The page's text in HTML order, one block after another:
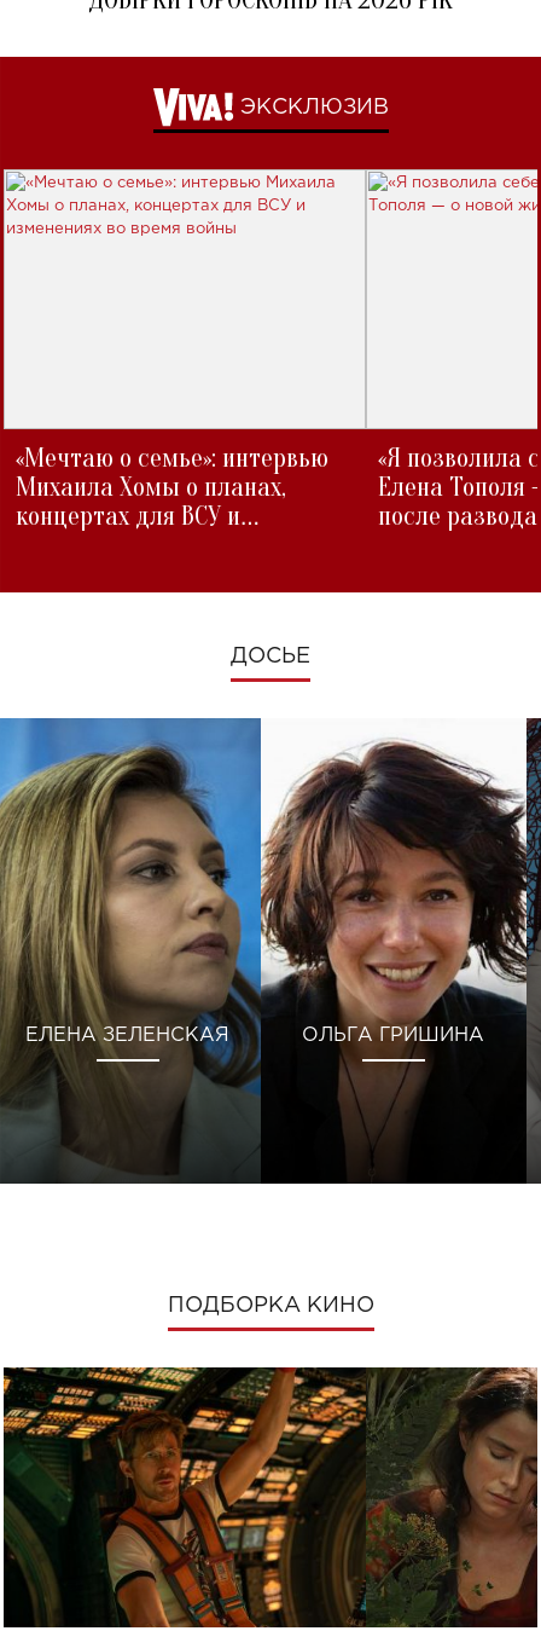
ЭКСКЛЮЗИВ
«Мечтаю о семье»: интервью
Михаила Хомы о планах,
концертах для ВСУ и
«Я позволила
Елена Тополя
после развода
ДОСЬЕ
ЕЛЕНА ЗЕЛЕНСКАЯ ОЛЬГА ГРИШИНА
ПОДБОРКА КИНО